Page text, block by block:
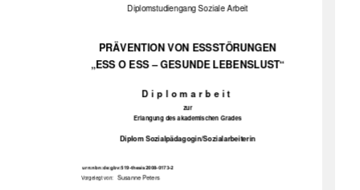
Diplomstudiengang Soziale Arbeit
PRÄVENTION VON ESSSTÖRUNGEN
„ESS O ESS – GESUNDE LEBENSLUST“
D i p l o m a r b e i t
zur
Erlangung des akademischen Grades
Diplom Sozialpädagogin/Sozialarbeiterin
urn:nbn:de:gbv:519-thesis2008-0173-2
Vorgelegt von:
  Susanne Peters